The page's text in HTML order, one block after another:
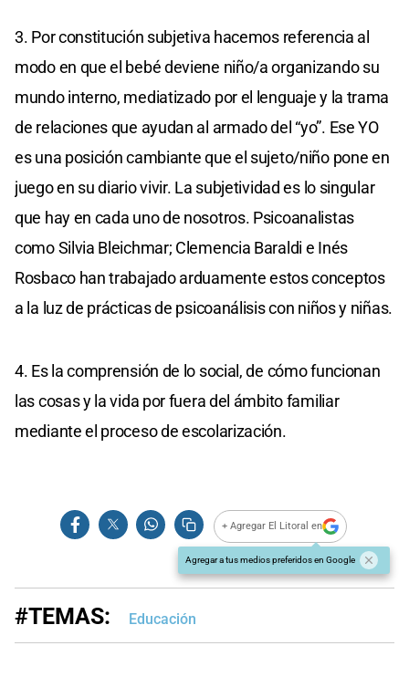
3. Por constitución subjetiva hacemos referencia al
modo en que el bebé deviene niño/a organizando su
mundo interno, mediatizado por el lenguaje y la trama
de relaciones que ayudan al armado del “yo”. Ese YO
es una posición cambiante que el sujeto/niño pone en
juego en su diario vivir. La subjetividad es lo singular
que hay en cada uno de nosotros. Psicoanalistas
como Silvia Bleichmar; Clemencia Baraldi e Inés
Rosbaco han trabajado arduamente estos conceptos
a la luz de prácticas de psicoanálisis con niños y niñas.
4. Es la comprensión de lo social, de cómo funcionan
las cosas y la vida por fuera del ámbito familiar
mediante el proceso de escolarización.
+ Agregar El Litoral en
Agregar a tus medios preferidos en Google
#TEMAS: Educación